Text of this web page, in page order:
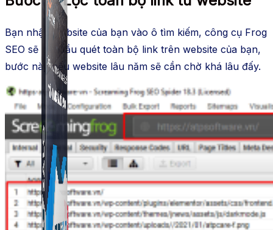
Simple Zalo
Hỗ trợ kết bạn, gửi tin nhắn chăm sóc khách hàng trên
Zalo.
Bạn nhập website của bạn vào ô tìm kiếm, công cụ Frog
SEO sẽ bắt đầu quét toàn bộ link trên website của bạn,
bước này nếu website lâu năm sẽ cần chờ khá lâu đấy.